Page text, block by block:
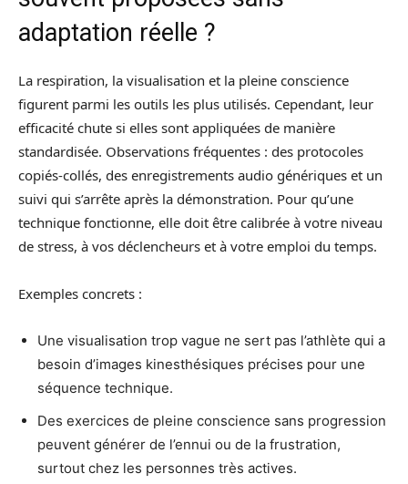
adaptation réelle ?
La respiration, la visualisation et la pleine conscience
figurent parmi les outils les plus utilisés. Cependant, leur
efficacité chute si elles sont appliquées de manière
standardisée. Observations fréquentes : des protocoles
copiés-collés, des enregistrements audio génériques et un
suivi qui s’arrête après la démonstration. Pour qu’une
technique fonctionne, elle doit être calibrée à votre niveau
de stress, à vos déclencheurs et à votre emploi du temps.
Exemples concrets :
Une visualisation trop vague ne sert pas l’athlète qui a
besoin d’images kinesthésiques précises pour une
séquence technique.
Des exercices de pleine conscience sans progression
peuvent générer de l’ennui ou de la frustration,
surtout chez les personnes très actives.